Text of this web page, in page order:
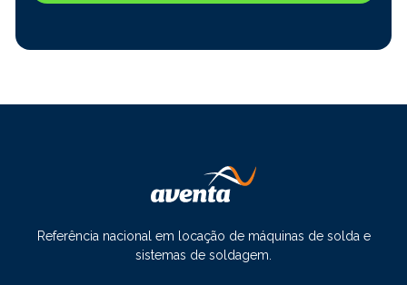
Referência nacional em locação de máquinas de solda e
sistemas de soldagem.